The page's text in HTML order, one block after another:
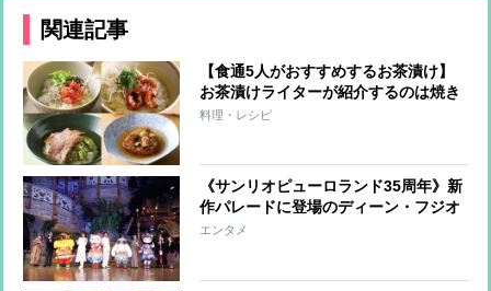
関連記事
【食通5人がおすすめするお茶漬け】
お茶漬けライターが紹介するのは焼き
鳥の缶詰で作る「焼き鳥茶漬け」
料理・レシピ
《サンリオピューロランド35周年》新
作パレードに登場のディーン・フジオ
カ「これでサンリオファミリーに！」
エンタメ